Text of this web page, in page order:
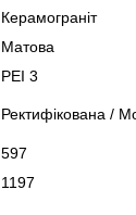
Керамограніт
Матова
PEI 3
Ректифікована /
597
1197